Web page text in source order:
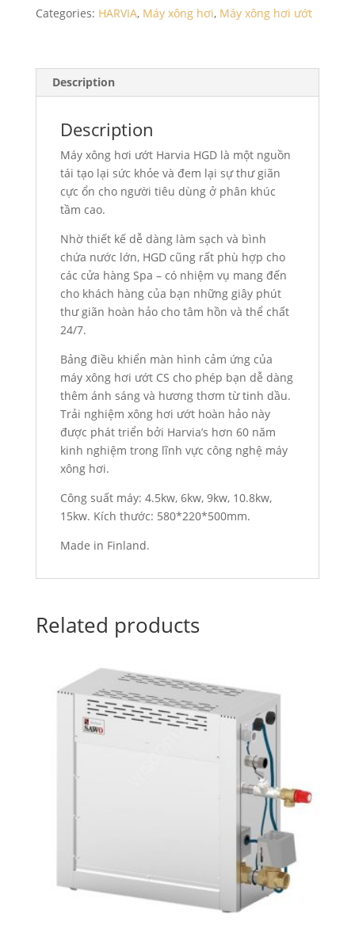
Categories: HARVIA, Máy xông hơi, Máy xông hơi ướt
Description
Description
Máy xông hơi ướt Harvia HGD là một nguồn
tái tạo lại sức khỏe và đem lại sự thư giãn
cực ổn cho người tiêu dùng ở phân khúc
tầm cao.
Nhờ thiết kế dễ dàng làm sạch và bình
chứa nước lớn, HGD cũng rất phù hợp cho
các cửa hàng Spa – có nhiệm vụ mang đến
cho khách hàng của bạn những giây phút
thư giãn hoàn hảo cho tâm hồn và thể chất
24/7.
Bảng điều khiển màn hình cảm ứng của
máy xông hơi ướt CS cho phép bạn dễ dàng
thêm ánh sáng và hương thơm từ tinh dầu.
Trải nghiệm xông hơi ướt hoàn hảo này
được phát triển bởi Harvia’s hơn 60 năm
kinh nghiệm trong lĩnh vực công nghệ máy
xông hơi.
Công suất máy: 4.5kw, 6kw, 9kw, 10.8kw,
15kw. Kích thước: 580*220*500mm.
Made in Finland.
Related products